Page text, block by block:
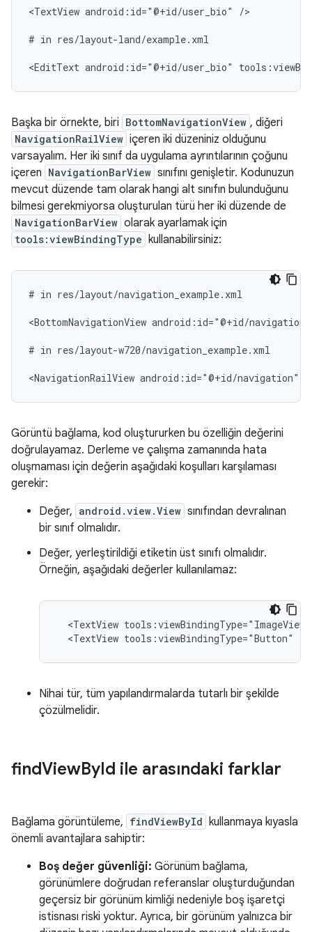
<TextView android:id="@+id/user_bio" />
# in res/layout-land/example.xml
<EditText android:id="@+id/user_bio"
Başka bir örnekte, biri BottomNavigationView , diğeri
NavigationRailView içeren iki düzeniniz olduğunu
varsayalım. Her iki sınıf da uygulama ayrıntılarının çoğunu
içeren NavigationBarView sınıfını genişletir. Kodunuzun
mevcut düzende tam olarak hangi alt sınıfın bulunduğunu
bilmesi gerekmiyorsa oluşturulan türü her iki düzende de
NavigationBarView olarak ayarlamak için
tools:viewBindingType kullanabilirsiniz:
# in res/layout/navigation_example.xml
<BottomNavigationView android:id="@+id/navigation"
# in res/layout-w720/navigation_example.xml
<NavigationRailView android:id="@+id/navigation"
Görüntü bağlama, kod oluştururken bu özelliğin değerini
doğrulayamaz. Derleme ve çalışma zamanında hata
oluşmaması için değerin aşağıdaki koşulları karşılaması
gerekir:
Değer, android.view.View sınıfından devralınan
bir sınıf olmalıdır.
Değer, yerleştirildiği etiketin üst sınıfı olmalıdır.
Örneğin, aşağıdaki değerler kullanılamaz:
<TextView tools:viewBindingType="ImageView"
<TextView tools:viewBindingType="Button"
Nihai tür, tüm yapılandırmalarda tutarlı bir şekilde
çözülmelidir.
findViewById ile arasındaki farklar
Bağlama görüntüleme, findViewById kullanmaya kıyasla
önemli avantajlara sahiptir:
Boş değer güvenliği: Görünüm bağlama,
görünümlere doğrudan referanslar oluşturduğundan
geçersiz bir görünüm kimliği nedeniyle boş işaretçi
istisnası riski yoktur. Ayrıca, bir görünüm yalnızca bir